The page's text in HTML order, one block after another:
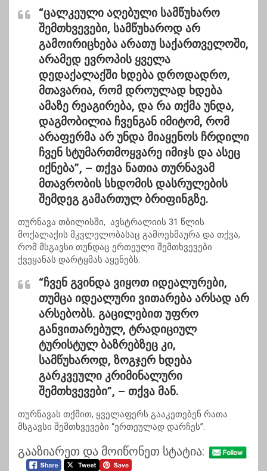
“ცალკეული აღებული სამწუხარო
შემთხვევები, სამწუხაროდ არ
გამოირიცხება არათუ საქართველოში,
არამედ ევროპის ყველა
დედაქალაქში ხდება დროდადრო,
მთავარია, რომ დროულად ხდება
ამაზე რეაგირება, და რა თქმა უნდა,
დაგმობილია ჩვენგან იმიტომ, რომ
არაფერმა არ უნდა მიაყენოს ჩრდილი
ჩვენ სტუმართმოყვარე იმიჯს და ასეც
იქნება”, – თქვა ნათია თურნავამ
მთავრობის სხდომის დასრულების
შემდეგ გამართულ ბრიფინგზე.
თურნავა თბილისში, ავსტრალიის 31 წლის
მოქალაქის მკვლელობასაც გამოეხმაურა და თქვა,
რომ მსგავსი თუნდაც ერთეული შემთხვევები
ქვეყანას დარტყმას აყენებს.
“ჩვენ გვინდა ვიყოთ იდეალურები,
თუმცა იდეალური ვითარება არსად არ
არსებობს. გაცილებით უფრო
განვითარებულ, ტრადიციულ
ტურისტულ ბაზრებზეც კი,
სამწუხაროდ, ზოგჯერ ხდება
გარკვეული კრიმინალური
შემთხვევები”, – თქვა მან.
თურნავას თქმით, ყველაფერს გააკეთებენ რათა
მსგავსი შემთხვევები “ერთეულად დარჩეს”.
გააზიარეთ და მოიწონეთ სტატია: